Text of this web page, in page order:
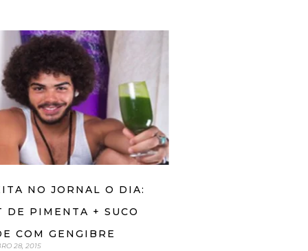
NO JORNAL O DIA:
DE PIMENTA + SUCO
COM GENGIBRE
28, 2015